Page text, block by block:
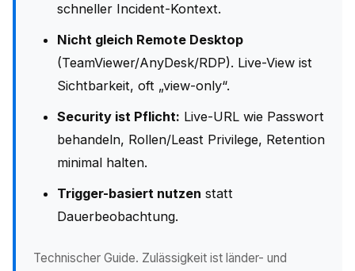
schneller Incident-Kontext.
Nicht gleich Remote Desktop
(TeamViewer/AnyDesk/RDP). Live-View ist
Sichtbarkeit, oft „view-only“.
Security ist Pflicht: Live-URL wie Passwort
behandeln, Rollen/Least Privilege, Retention
minimal halten.
Trigger-basiert nutzen statt
Dauerbeobachtung.
Technischer Guide. Zulässigkeit ist länder- und